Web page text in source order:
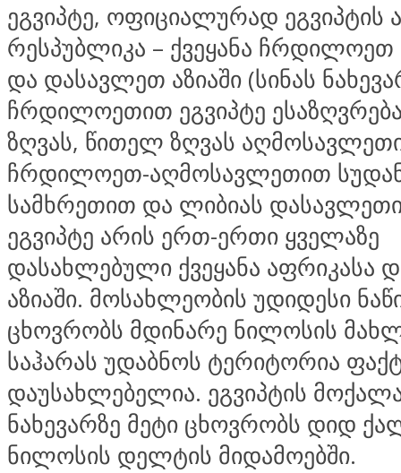
ეგვიპტე, ოფიციალურად ეგვიპტის
რესპუბლიკა – ქვეყანა ჩრდილოეთ
და დასავლეთ აზიაში (სინას
ჩრდილოეთით ეგვიპტე
ზღვას, წითელ ზღვას
ჩრდილოეთ-აღმოსავლეთით
სამხრეთით და ლიბიას
ეგვიპტე არის ერთ-ერთი ყველაზე
დასახლებული ქვეყანა აფრიკასა
აზიაში. მოსახლეობის უდიდესი
ცხოვრობს მდინარე ნილოსის
საჰარას უდაბნოს ტერიტორია
დაუსახლებელია. ეგვიპტის
ნახევარზე მეტი ცხოვრობს დიდ
ნილოსის დელტის მიდამოებში.